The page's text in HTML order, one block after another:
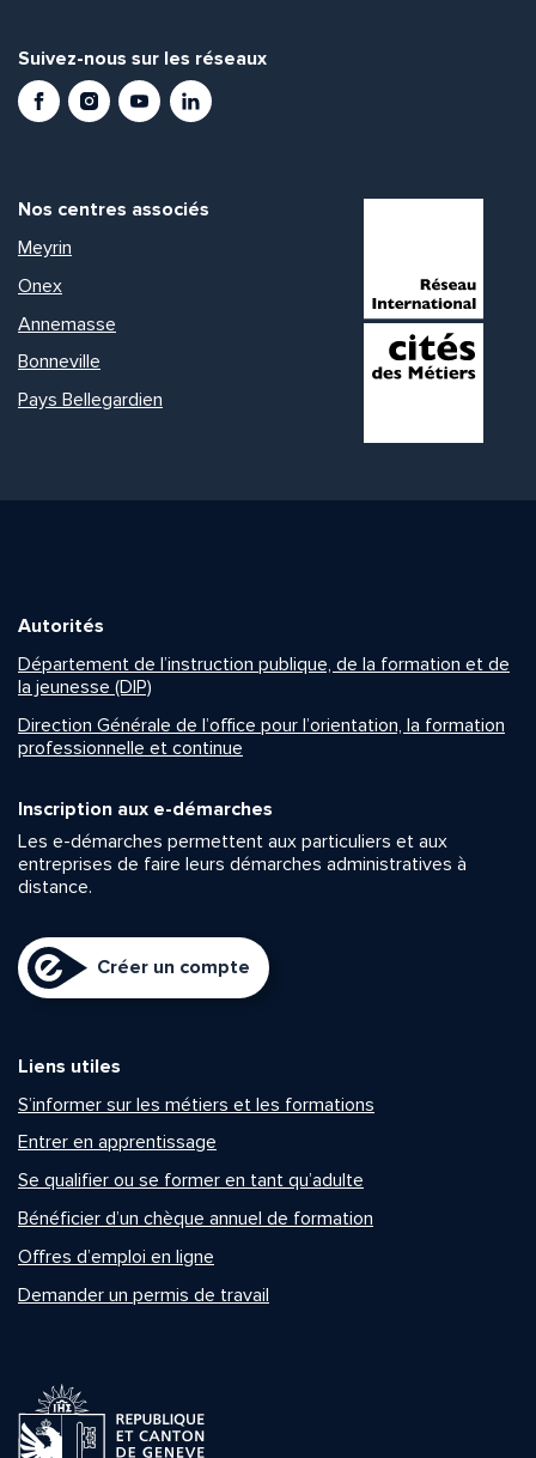
Suivez-nous sur les réseaux
FacebookInstagramYoutubeLinkedIn
Nos centres associés
Meyrin
Onex
Annemasse
Bonneville
Pays Bellegardien
Autorités
Département de l’instruction publique, de la formation et de
la jeunesse (DIP)
Direction Générale de l’office pour l’orientation, la formation
professionnelle et continue
Inscription aux e-démarches
Les e-démarches permettent aux particuliers et aux
entreprises de faire leurs démarches administratives à
distance.
Créer un compte
Liens utiles
S’informer sur les métiers et les formations
Entrer en apprentissage
Se qualifier ou se former en tant qu’adulte
Bénéficier d’un chèque annuel de formation
Offres d’emploi en ligne
Demander un permis de travail